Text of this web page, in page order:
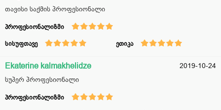
თავისი საქმის პროფესიონალი
პროფესიონალიზმი
სისუფთავე ეთიკა
Ekaterine kalmakhelidze
2019-10-24
სუპერ პროფესიონალი
პროფესიონალიზმი